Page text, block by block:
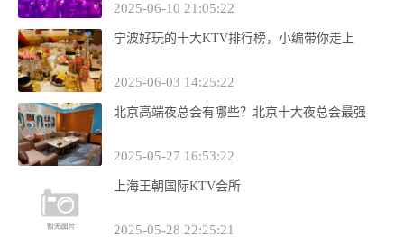
2025-06-10 21:05:22
宁波好玩的十大KTV排行榜，小编带你走上
2025-06-03 14:25:22
北京高端夜总会有哪些？北京十大夜总会最强
2025-05-27 16:53:22
上海王朝国际KTV会所
2025-05-28 22:25:21